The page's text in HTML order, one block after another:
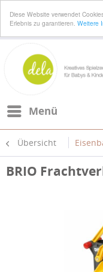
Diese Website verwendet
Erlebnis zu garantieren. Weitere
Menü
Übersicht
BRIO